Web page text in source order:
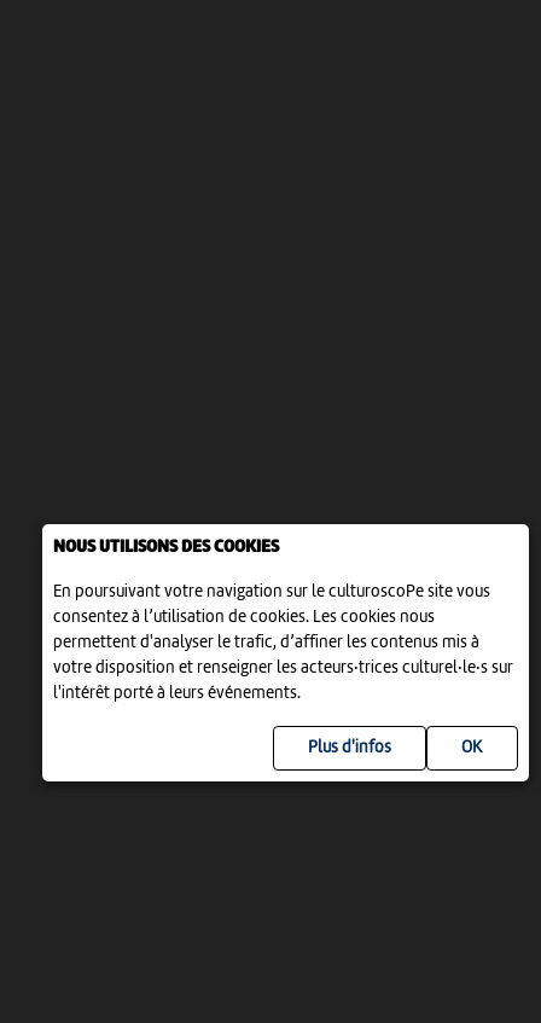
NOUS UTILISONS DES COOKIES
En poursuivant votre navigation sur le culturoscoPe site vous
consentez à l’utilisation de cookies. Les cookies nous
permettent d'analyser le trafic, d’affiner les contenus mis à
votre disposition et renseigner les acteurs·trices culturel·le·s sur
l'intérêt porté à leurs événements.
Plus d'infos